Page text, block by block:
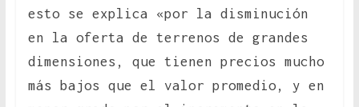
esto se explica «por la disminución
en la oferta de terrenos de grandes
dimensiones, que tienen precios mucho
más bajos que el valor promedio, y en